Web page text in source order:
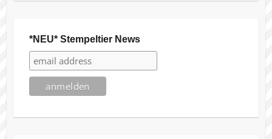
*NEU* Stempeltier News